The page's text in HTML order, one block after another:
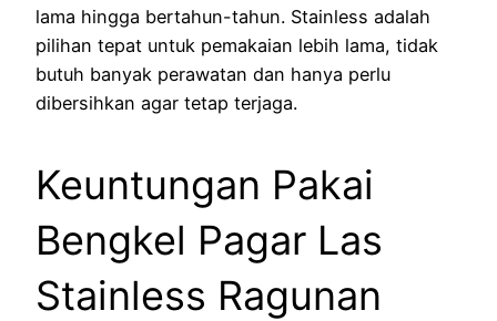
lama hingga bertahun-tahun. Stainless adalah
pilihan tepat untuk pemakaian lebih lama, tidak
butuh banyak perawatan dan hanya perlu
dibersihkan agar tetap terjaga.
Keuntungan Pakai
Bengkel Pagar Las
Stainless Ragunan